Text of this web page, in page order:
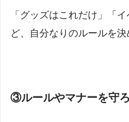
「グッズはこれだけ」「
ど、自分なりのルールを決
③ルールやマナーを守